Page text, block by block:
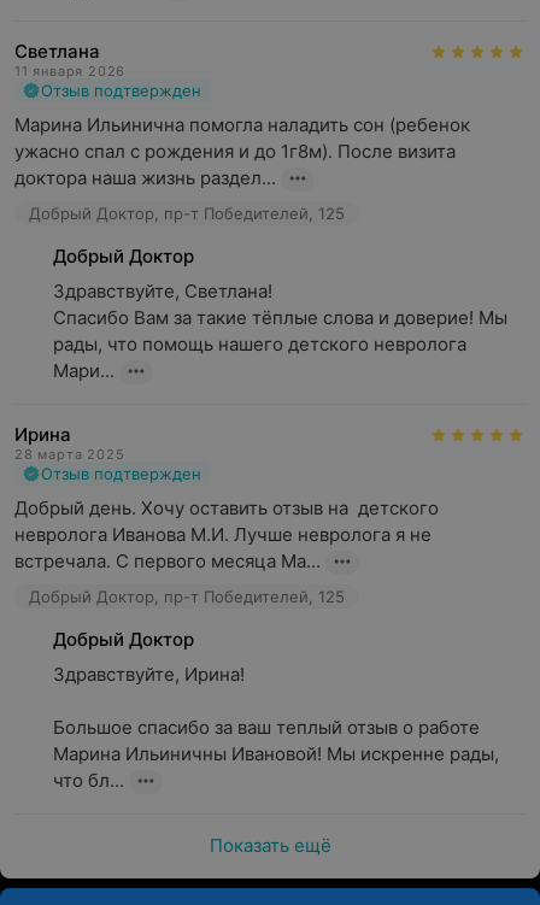
Светлана
11 января 2026
Отзыв подтвержден
Марина Ильинична помогла наладить сон (ребенок
ужасно спал с рождения и до 1г8м). После визита
доктора наша жизнь раздел...
Добрый Доктор, пр-т Победителей, 125
Добрый Доктор
Здравствуйте, Светлана!
Спасибо Вам за такие тёплые слова и доверие! Мы
рады, что помощь нашего детского невролога
Мари...
Ирина
28 марта 2025
Отзыв подтвержден
Добрый день. Хочу оставить отзыв на  детского
невролога Иванова М.И. Лучше невролога я не
встречала. С первого месяца Ма...
Добрый Доктор, пр-т Победителей, 125
Добрый Доктор
Здравствуйте, Ирина!
Большое спасибо за ваш теплый отзыв о работе
Марина Ильиничны Ивановой! Мы искренне рады,
что бл...
Показать ещё